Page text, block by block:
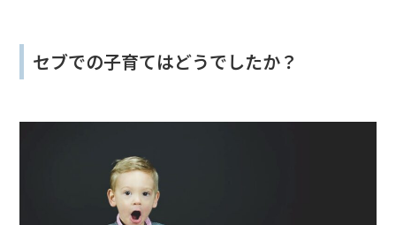
セブでの子育てはどうでしたか？